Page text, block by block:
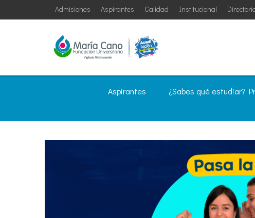
Institucional
Calidad
Aspirantes
Admisiones
Aspirantes ¿Sabes qué estudiar?